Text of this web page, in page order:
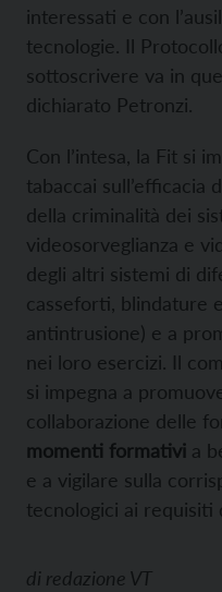
interessati e con
tecnologie. Il
sottoscrivere va in
dichiarato Petronzi.
Con l’intesa, la Fit si
tabaccai
della criminalità dei
videosorveglianza e
degli altri sistemi di
casseforti, blindature
antintrusione) e a
nei loro esercizi. Il
si impegna a
collaborazione delle
momenti formativi a
e a vigilare sulla
tecnologici ai requisiti
di redazione VT